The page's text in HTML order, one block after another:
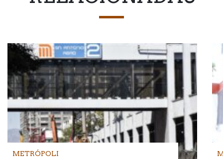
METRÓPOLI